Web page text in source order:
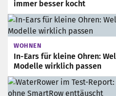
immer besser kocht
WOHNEN
In-Ears für kleine Ohren:
Modelle wirklich passen